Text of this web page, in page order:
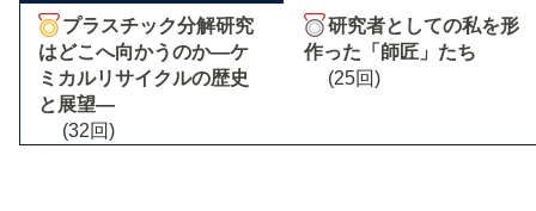
プラスチック分解研究
はどこへ向かうのか―ケ
ミカルリサイクルの歴史
と展望―
(32回)
研究者としての私を形
作った「師匠」たち
(25回)